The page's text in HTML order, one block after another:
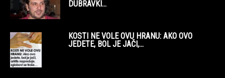
DUBRAVKI...
KOSTI NE VOLE OVU HRANU: AKO OVO
JEDETE, BOL JE JAČI,...